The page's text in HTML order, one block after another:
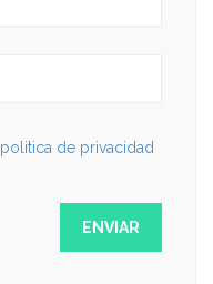
politica de privacidad